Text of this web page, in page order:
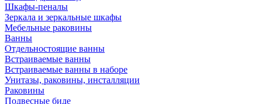
Шкафы-пеналы
Зеркала и зеркальные шкафы
Мебельные раковины
Ванны
Отдельностоящие ванны
Встраиваемые ванны
Встраиваемые ванны в наборе
Унитазы, раковины, инсталляции
Раковины
Подвесные биде